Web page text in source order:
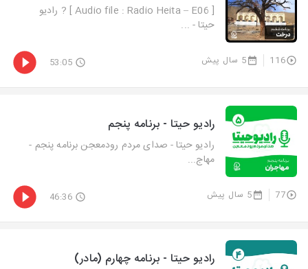
[ Audio file : Radio Heita – E06 ] ? رادیو
حیتا - ...
116 5 سال پیش 53:05
رادیو حیتا - برنامه پنجم
رادیو حیتا - صدای مردم رودمعجن برنامه پنجم -
مهاج...
77 5 سال پیش 46:36
رادیو حیتا - برنامه چهارم (مادر)